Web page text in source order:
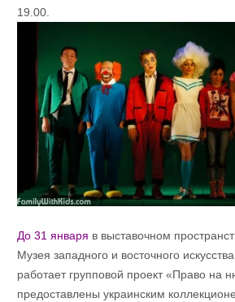
19.00.
До 31 января в выставочном
Музея западного и восточного
работает групповой проект «Право на
предоставлены украинским